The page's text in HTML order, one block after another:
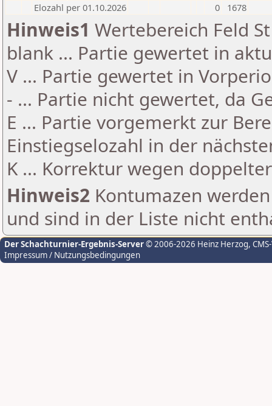
Elozahl per 01.10.2026
0 1678
Hinweis1 Wertebereich Feld
blank ... Partie gewertet in
V ... Partie gewertet in
- ... Partie nicht gewertet, da
E ... Partie vorgemerkt zur
Einstiegselozahl in der
K ... Korrektur wegen
Hinweis2 Kontumazen
und sind in der Liste nicht
Der Schachturnier-Ergebnis-Server© 2006-2026 Heinz Herzog,
Impressum / Nutzungsbedingungen